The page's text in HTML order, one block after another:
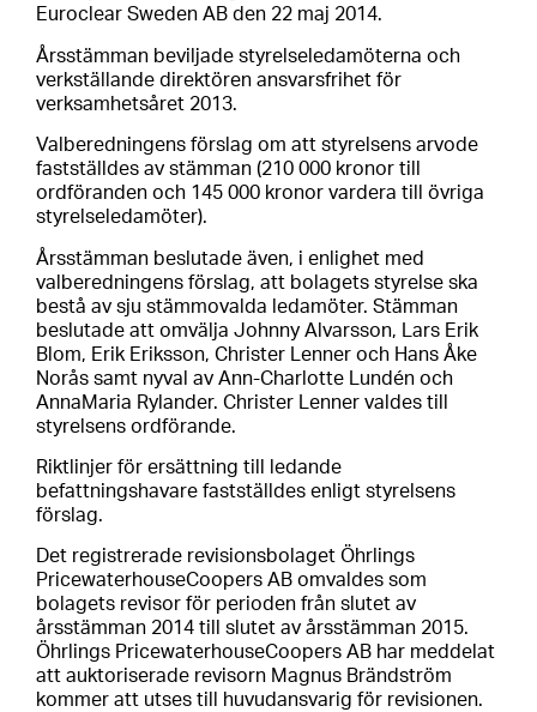
Euroclear Sweden AB den 22 maj 2014.
Årsstämman beviljade styrelseledamöterna och
verkställande direktören ansvarsfrihet för
verksamhetsåret 2013.
Valberedningens förslag om att styrelsens arvode
fastställdes av stämman (210 000 kronor till
ordföranden och 145 000 kronor vardera till övriga
styrelseledamöter).
Årsstämman beslutade även, i enlighet med
valberedningens förslag, att bolagets styrelse ska
bestå av sju stämmovalda ledamöter. Stämman
beslutade att omvälja Johnny Alvarsson, Lars Erik
Blom, Erik Eriksson, Christer Lenner och Hans Åke
Norås samt nyval av Ann-Charlotte Lundén och
AnnaMaria Rylander. Christer Lenner valdes till
styrelsens ordförande.
Riktlinjer för ersättning till ledande
befattningshavare fastställdes enligt styrelsens
förslag.
Det registrerade revisionsbolaget Öhrlings
PricewaterhouseCoopers AB omvaldes som
bolagets revisor för perioden från slutet av
årsstämman 2014 till slutet av årsstämman 2015.
Öhrlings PricewaterhouseCoopers AB har meddelat
att auktoriserade revisorn Magnus Brändström
kommer att utses till huvudansvarig för revisionen.